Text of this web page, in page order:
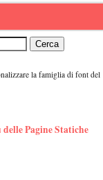
la famiglia di font del
Pagine Statiche